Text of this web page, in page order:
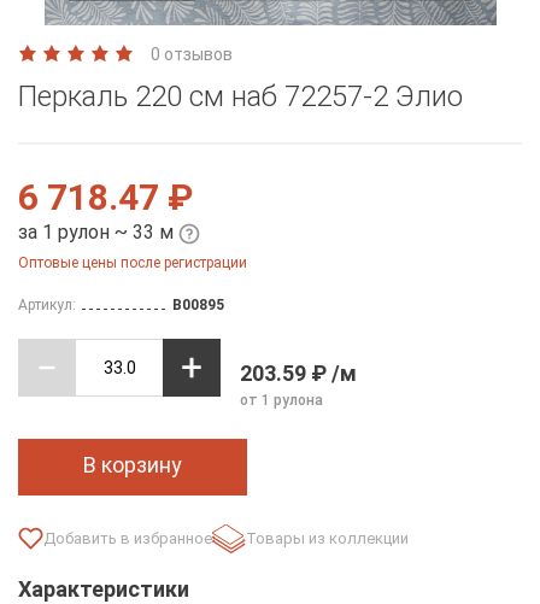
0 отзывов
Перкаль 220 см наб 72257-2 Элио
6 718.47 ₽
за 1 рулон ~ 33 м
Оптовые цены после регистрации
Артикул: B00895
203.59 ₽ /м
от 1 рулона
В корзину
Товары из коллекции
Характеристики